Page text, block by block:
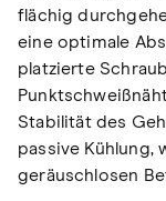
flächig
eine optimale
platzierte
Stabilität des
passive Kühlung,
geräuschlosen